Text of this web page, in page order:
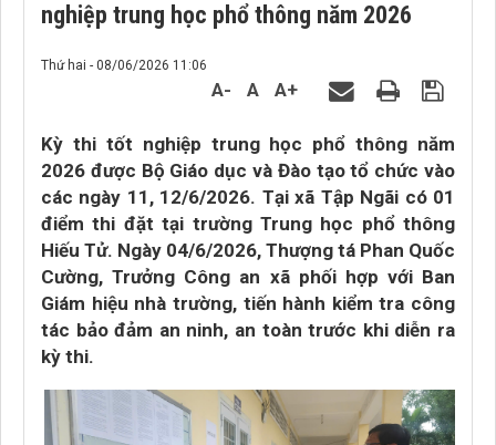
nghiệp trung học phổ thông năm 2026
Thứ hai - 08/06/2026 11:06
A- A A+
Kỳ thi tốt nghiệp trung học phổ thông năm
2026 được Bộ Giáo dục và Đào tạo tổ chức vào
các ngày 11, 12/6/2026. Tại xã Tập Ngãi có 01
điểm thi đặt tại trường Trung học phổ thông
Hiếu Tử. Ngày 04/6/2026, Thượng tá Phan Quốc
Cường, Trưởng Công an xã phối hợp với Ban
Giám hiệu nhà trường, tiến hành kiểm tra công
tác bảo đảm an ninh, an toàn trước khi diễn ra
kỳ thi.